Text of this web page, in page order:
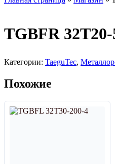
TGBFR 32T20-
Категории: TaeguTec,
Похожие